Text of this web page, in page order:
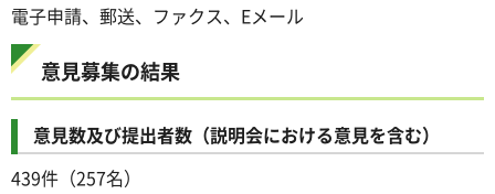
電子申請、郵送、ファクス、Eメール
意見募集の結果
意見数及び提出者数（説明会における意見を含む）
439件（257名）